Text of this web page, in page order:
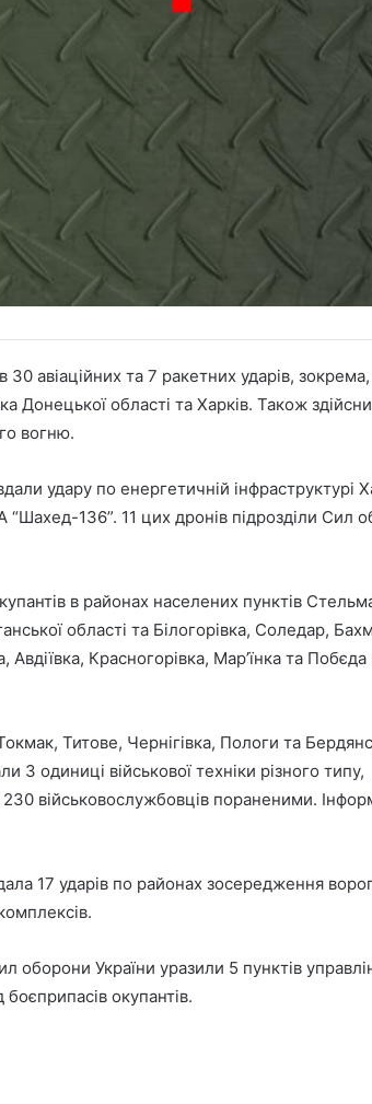
авіаційних та 7 ракетних ударів,
Донецької області та Харків. Також
вогню.
удару по енергетичній інфраструктурі
136”. 11 цих дронів підрозділи Сил
в районах населених пунктів
області та Білогорівка, Соледар,
Красногорівка, Мар’їнка та Побєда
Титове, Чернігівка, Пологи та
3 одиниці військової техніки різного типу,
військовослужбовців пораненими.
17 ударів по районах зосередження
оборони України уразили 5 пунктів
окупантів.